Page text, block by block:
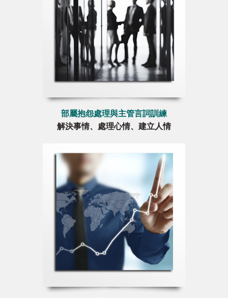
部屬抱怨處理與主管言詞訓練
解決事情、處理心情、建立人情